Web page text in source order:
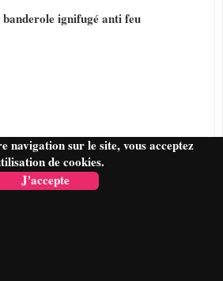
navigation sur le site, vous acceptez
de cookies.
J'accepte
ignifugé anti feu